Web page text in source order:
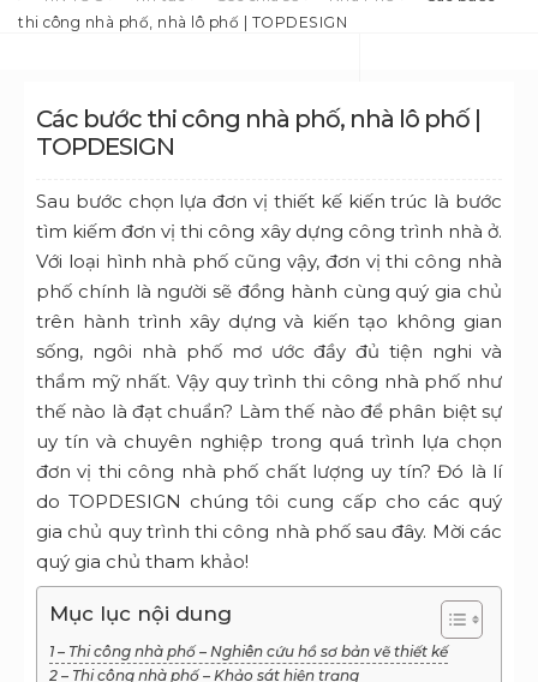
thi công nhà phố, nhà lô phố | TOPDESIGN
Các bước thi công nhà phố, nhà lô phố |
TOPDESIGN
Sau bước chọn lựa đơn vị thiết kế kiến trúc là bước
tìm kiếm đơn vị thi công xây dựng công trình nhà ở.
Với loại hình nhà phố cũng vậy, đơn vị thi công nhà
phố chính là người sẽ đồng hành cùng quý gia chủ
trên hành trình xây dựng và kiến tạo không gian
sống, ngôi nhà phố mơ ước đầy đủ tiện nghi và
thẩm mỹ nhất. Vậy quy trình thi công nhà phố như
thế nào là đạt chuẩn? Làm thế nào để phân biệt sự
uy tín và chuyên nghiệp trong quá trình lựa chọn
đơn vị thi công nhà phố chất lượng uy tín? Đó là lí
do TOPDESIGN chúng tôi cung cấp cho các quý
gia chủ quy trình thi công nhà phố sau đây. Mời các
quý gia chủ tham khảo!
Mục lục nội dung
1 – Thi công nhà phố – Nghiên cứu hồ sơ bản vẽ thiết kế
2 – Thi công nhà phố – Khảo sát hiện trạng